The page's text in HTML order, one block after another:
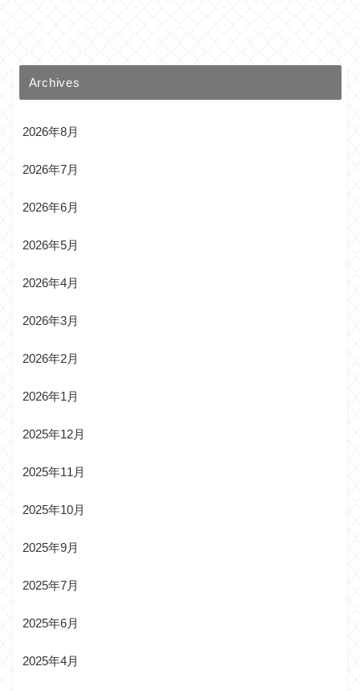
Archives
2026年8月
2026年7月
2026年6月
2026年5月
2026年4月
2026年3月
2026年2月
2026年1月
2025年12月
2025年11月
2025年10月
2025年9月
2025年7月
2025年6月
2025年4月